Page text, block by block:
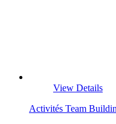
View Details
Activités Team